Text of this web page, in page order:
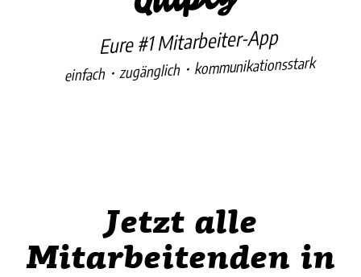
Eure #1 Mitarbeiter-App
einfach・zugänglich・kommunikationsstark
Jetzt alle
Mitarbeitenden in